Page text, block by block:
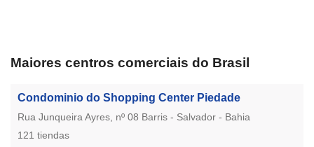
Maiores centros comerciais do Brasil
Condominio do Shopping Center Piedade
Rua Junqueira Ayres, nº 08 Barris - Salvador - Bahia
121 tiendas